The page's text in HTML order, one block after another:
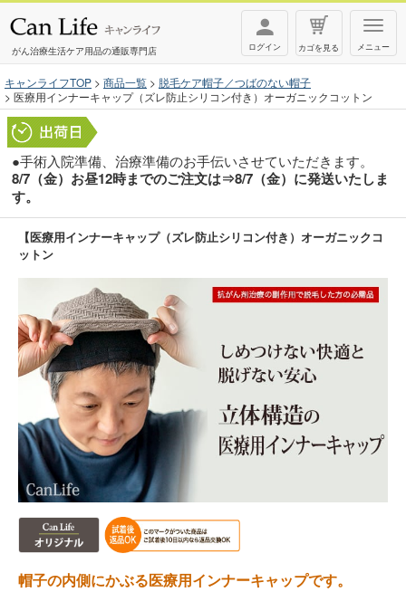
T
o
g
n
g
a
メニュー
カゴを見る
ログイン
がん治療生活ケア用品の通販専門店
キャンライフTOP 商品一覧
脱毛ケア帽子／つばのない帽子
医療用インナーキャップ（ズレ防止シリコン付き）オーガニックコットン
●手術入院準備、治療準備のお手伝いさせていただきます。
8/7（金）お昼12時までのご注文は⇒8/7（金）に発送いたしま
す。
【医療用インナーキャップ（ズレ防止シリコン付き）オーガニックコ
ットン
帽子の内側にかぶる医療用インナーキャップです。